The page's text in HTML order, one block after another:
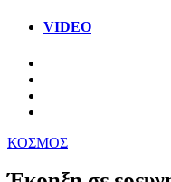
VIDEO
ΚΟΣΜΟΣ